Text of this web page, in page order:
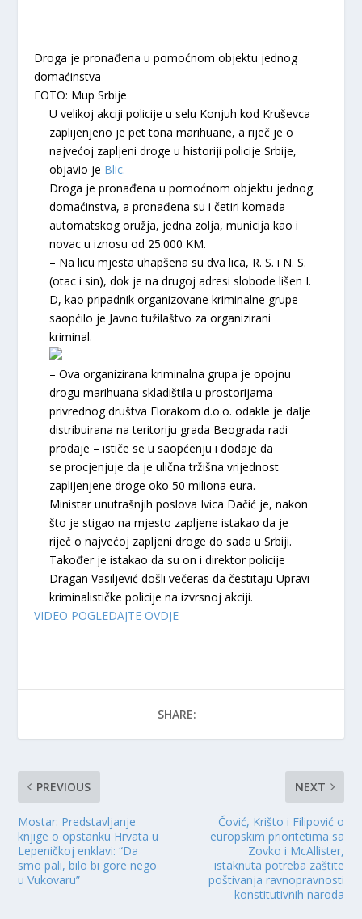
Droga je pronađena u pomoćnom objektu jednog
domaćinstva
FOTO: Mup Srbije
U velikoj akciji policije u selu Konjuh kod Kruševca
zaplijenjeno je pet tona marihuane, a riječ je o
najvećoj zapljeni droge u historiji policije Srbije,
objavio je Blic.
Droga je pronađena u pomoćnom objektu jednog
domaćinstva, a pronađena su i četiri komada
automatskog oružja, jedna zolja, municija kao i
novac u iznosu od 25.000 KM.
– Na licu mjesta uhapšena su dva lica, R. S. i N. S.
(otac i sin), dok je na drugoj adresi slobode lišen I.
D, kao pripadnik organizovane kriminalne grupe –
saopćilo je Javno tužilaštvo za organizirani
kriminal.
– Ova organizirana kriminalna grupa je opojnu
drogu marihuana skladištila u prostorijama
privrednog društva Florakom d.o.o. odakle je dalje
distribuirana na teritoriju grada Beograda radi
prodaje – ističe se u saopćenju i dodaje da
se procjenjuje da je ulična tržišna vrijednost
zaplijenjene droge oko 50 miliona eura.
Ministar unutrašnjih poslova Ivica Dačić je, nakon
što je stigao na mjesto zapljene istakao da je
riječ o najvećoj zapljeni droge do sada u Srbiji.
Također je istakao da su on i direktor policije
Dragan Vasiljević došli večeras da čestitaju Upravi
kriminalističke policije na izvrsnoj akciji.
VIDEO POGLEDAJTE OVDJE
SHARE:
PREVIOUS
Mostar: Predstavljanje
knjige o opstanku Hrvata u
Lepeničkoj enklavi: “Da
smo pali, bilo bi gore nego
u Vukovaru”
NEXT
Čović, Krišto i Filipović o
europskim prioritetima sa
Zovko i McAllister,
istaknuta potreba zaštite
poštivanja ravnopravnosti
konstitutivnih naroda